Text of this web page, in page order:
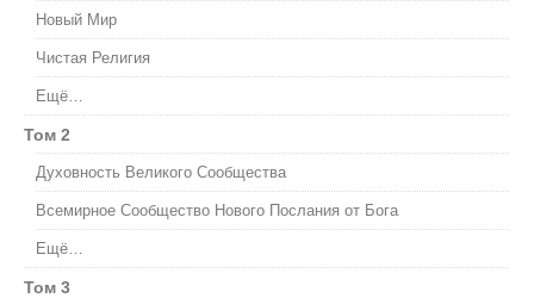
Новый Мир
Чистая Религия
Ещё…
Том 2
Духовность Великого Сообщества
Всемирное Сообщество Нового Послания от Бога
Ещё…
Том 3